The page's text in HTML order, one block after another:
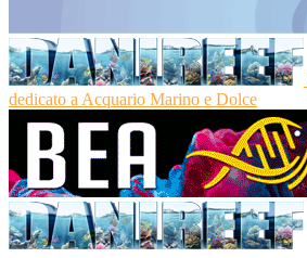
dedicato a Acquario Marino e Dolce